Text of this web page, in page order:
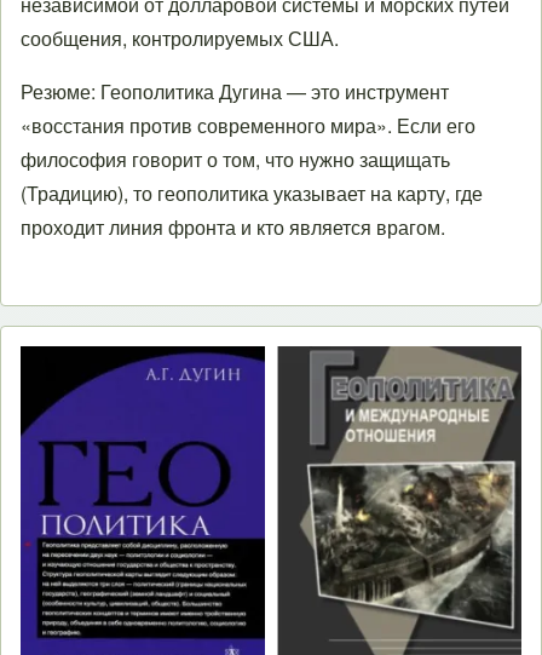
сообщения, контролируемых США.
Резюме: Геополитика Дугина — это инструмент
«восстания против современного мира». Если его
философия говорит о том, что нужно защищать
(Традицию), то геополитика указывает на карту, где
проходит линия фронта и кто является врагом.